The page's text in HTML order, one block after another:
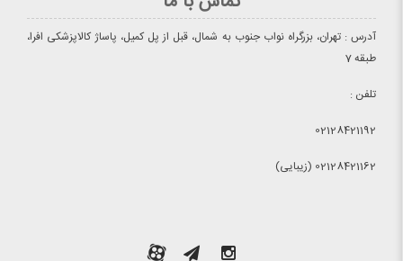
آدرس : تهران، بزرگراه نواب جنوب به شمال، قبل از پل کمیل، پاساژ کالاپزشکی افرا،
طبقه 7
تلفن :
02128421192
02128421162 (زیبایی)